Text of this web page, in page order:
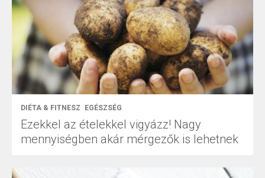
DIÉTA & FITNESZ EGÉSZSÉG
Ezekkel az ételekkel vigyázz! Nagy
mennyiségben akár mérgezők is lehetnek